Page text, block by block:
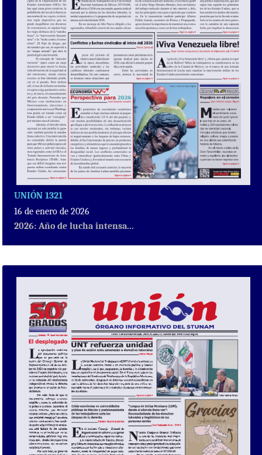
UNIÓN 1321
16 de enero de 2026
2026: Año de lucha intensa...